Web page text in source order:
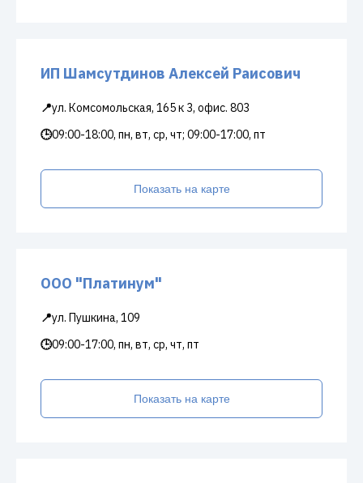
ИП Шамсутдинов Алексей Раисович
📍ул. Комсомольская, 165 к 3, офис. 803
🕒09:00-18:00, пн, вт, ср, чт; 09:00-17:00, пт
Показать на карте
ООО "Платинум"
📍ул. Пушкина, 109
🕒09:00-17:00, пн, вт, ср, чт, пт
Показать на карте